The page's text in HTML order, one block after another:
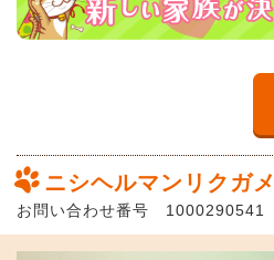
ニシヘルマンリクガメ
お問い合わせ番号 1000290541